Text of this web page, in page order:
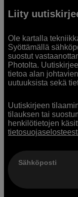
Liity
Ole kartalla
Syöttämällä
suostut
Photolta.
tietoa alan
uutuuksista sekä
Uutiskirjeen
tilauksen tai
henkilötietojen
Sähköposti